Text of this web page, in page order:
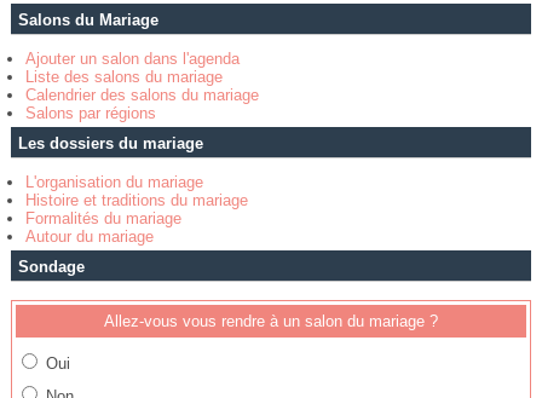
Salons du Mariage
Ajouter un salon dans l'agenda
Liste des salons du mariage
Calendrier des salons du mariage
Salons par régions
Les dossiers du mariage
L'organisation du mariage
Histoire et traditions du mariage
Formalités du mariage
Autour du mariage
Sondage
Allez-vous vous rendre à un salon du mariage ?
Oui